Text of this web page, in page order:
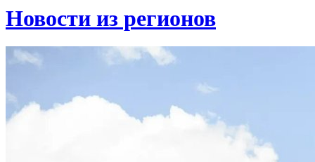
Новости из регионов